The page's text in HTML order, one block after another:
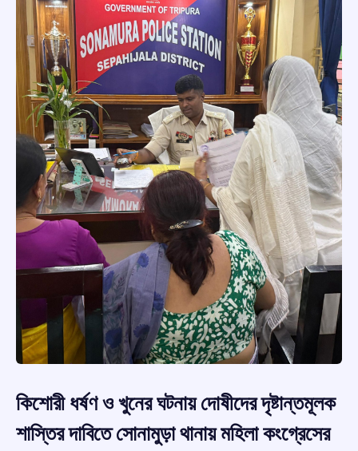
কিশোরী ধর্ষণ ও খুনের ঘটনায় দোষীদের দৃষ্টান্তমূলক
শাস্তির দাবিতে সোনামুড়া থানায় মহিলা কংগ্রেসের